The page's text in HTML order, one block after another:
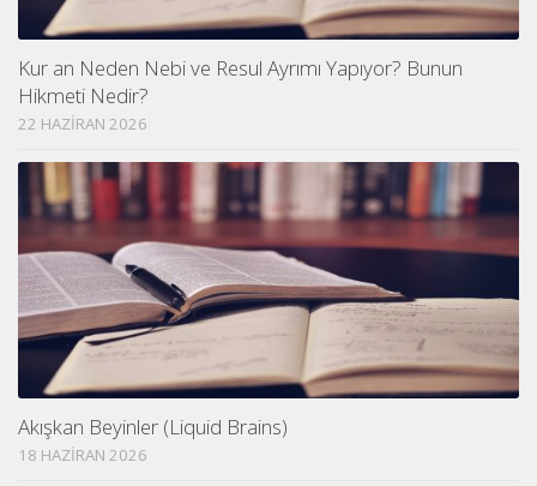
Kur an Neden Nebi ve Resul Ayrımı Yapıyor? Bunun
Hikmeti Nedir?
22 HAZIRAN 2026
Akışkan Beyinler (Liquid Brains)
18 HAZIRAN 2026